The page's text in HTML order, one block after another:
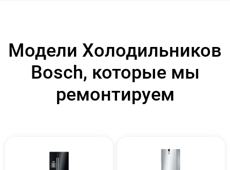
Модели Холодильников
Bosch, которые мы
ремонтируем